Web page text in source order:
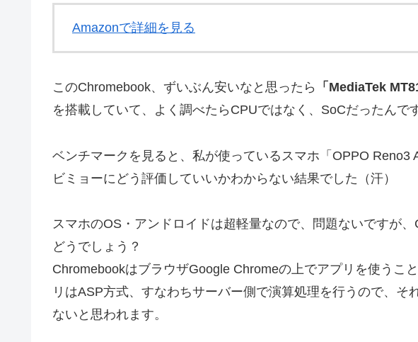
Amazonで詳細を見る
このChromebook、ずいぶん安いなと思ったら 「MediaTek
を搭載していて、よく調べたらCPUではなく、SoCだったんです
ベンチマークを見ると、私が使っているスマホ「OPPO Reno3
ビミョーにどう評価していいかわからない結果でした（汗）
スマホのOS・アンドロイドは超軽量なので、問題ないですが
どうでしょう？
ChromebookはブラウザGoogle Chromeの上でアプリを使うこ
リはASP方式、すなわちサーバー側で演算処理を行うので、そ
ないと思われます。